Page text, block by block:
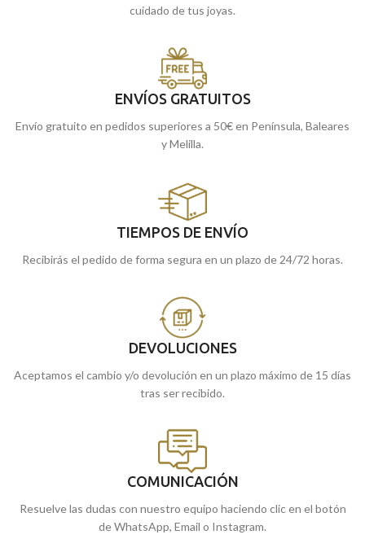
cuidado de tus joyas.
ENVÍOS GRATUITOS
Envío gratuito en pedidos superiores a 50€ en Península, Baleares
y Melilla.
TIEMPOS DE ENVÍO
Recibirás el pedido de forma segura en un plazo de 24/72 horas.
DEVOLUCIONES
Aceptamos el cambio y/o devolución en un plazo máximo de 15 días
tras ser recibido.
COMUNICACIÓN
Resuelve las dudas con nuestro equipo haciendo clic en el botón
de WhatsApp, Email o Instagram.